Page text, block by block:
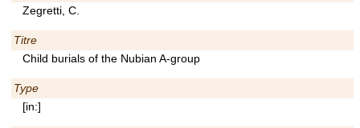
Zegretti, C.
Titre
Child burials of the Nubian A-group
Type
[in:]